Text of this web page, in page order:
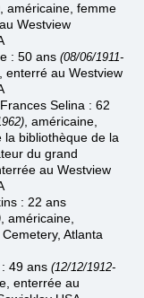
, américaine, femme
au Westview
: 50 ans (08/06/1911-
enterré au Westview
Selina : 62
, américaine,
la bibliothèque de la
du grand
au Westview
: 22 ans
, américaine,
, Atlanta
49 ans (12/12/1912-
enterrée au